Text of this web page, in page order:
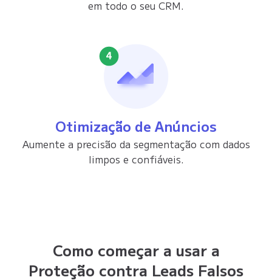
em todo o seu CRM.
Otimização de Anúncios
Aumente a precisão da segmentação com dados
limpos e confiáveis.
Como começar a usar a
Proteção contra Leads Falsos